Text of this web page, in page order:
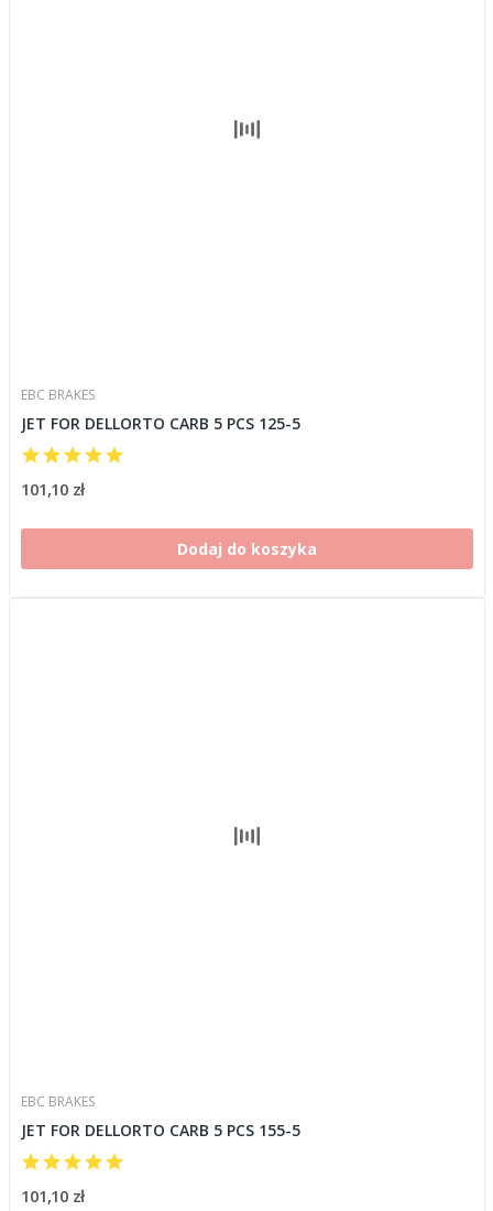
EBC BRAKES
JET FOR DELLORTO CARB 5 PCS 125-5
101,10 zł
Dodaj do koszyka
EBC BRAKES
JET FOR DELLORTO CARB 5 PCS 155-5
101,10 zł